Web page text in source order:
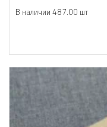
В наличии 487.00 шт